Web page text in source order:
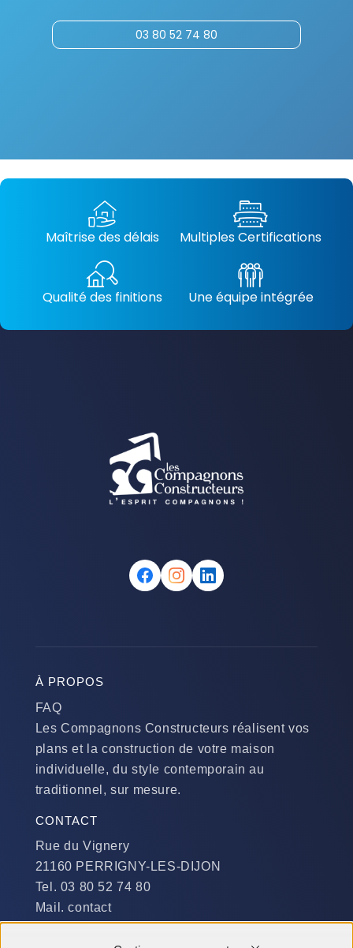
03 80 52 74 80
Maîtrise des délais Multiples Certifications
Qualité des finitions Une équipe intégrée
À PROPOS
FAQ
Les Compagnons Constructeurs réalisent vos
plans et la construction de votre maison
individuelle, du style contemporain au
traditionnel, sur mesure.
CONTACT
Rue du Vignery
21160 PERRIGNY-LES-DIJON
Tel. 03 80 52 74 80
Mail. contact